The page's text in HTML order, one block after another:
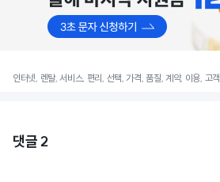
인터넷, 렌탈, 서비스, 편리, 선택, 가격, 품질, 계약, 이용, 고객
댓글2